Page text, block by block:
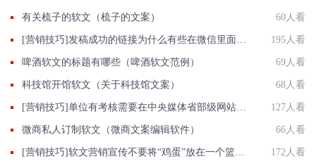
有关梳子的软文（梳子的文案） 60人看
[营销技巧]发稿成功的链接为什么有些在微信里面打不开？ 195人看
啤酒软文的标题有哪些（啤酒软文范例） 69人看
科技馆开馆软文（关于科技馆文案） 68人看
[营销技巧]单位有考核需要在中央媒体省部级网站投稿发软文如何办？ 127人看
微商私人订制软文（微商文案编辑软件） 66人看
[营销技巧]软文营销宣传不要将“鸡蛋”放在一个篮子里 172人看